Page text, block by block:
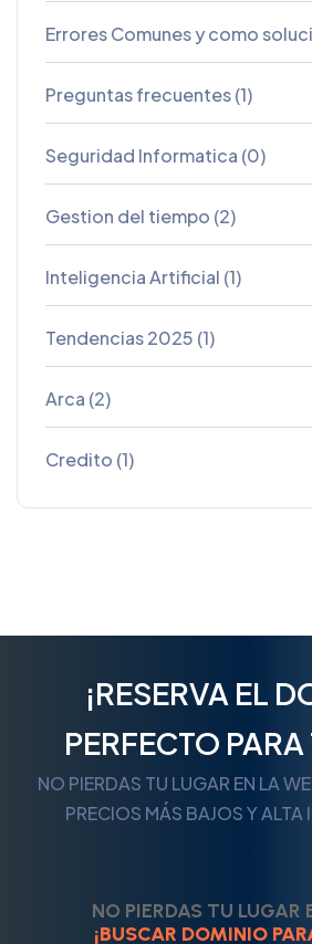
Errores Comunes y como
Preguntas frecuentes (1)
Seguridad Informatica (0)
Gestion del tiempo (2)
Inteligencia Artificial (1)
Tendencias 2025 (1)
Arca (2)
Credito (1)
¡RESERVA EL
PERFECTO
NO PIERDAS TU LUGAR EN LA
PRECIOS MÁS BAJOS Y ALTA
NO PIERDAS TU LUGAR
¡BUSCAR DOMINIO